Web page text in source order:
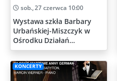
sob., 27 czerwca 10:00
Wystawa szkła Barbary
Urbańskiej-Miszczyk w
Ośrodku Działań
Artystycznych
KONCERTY